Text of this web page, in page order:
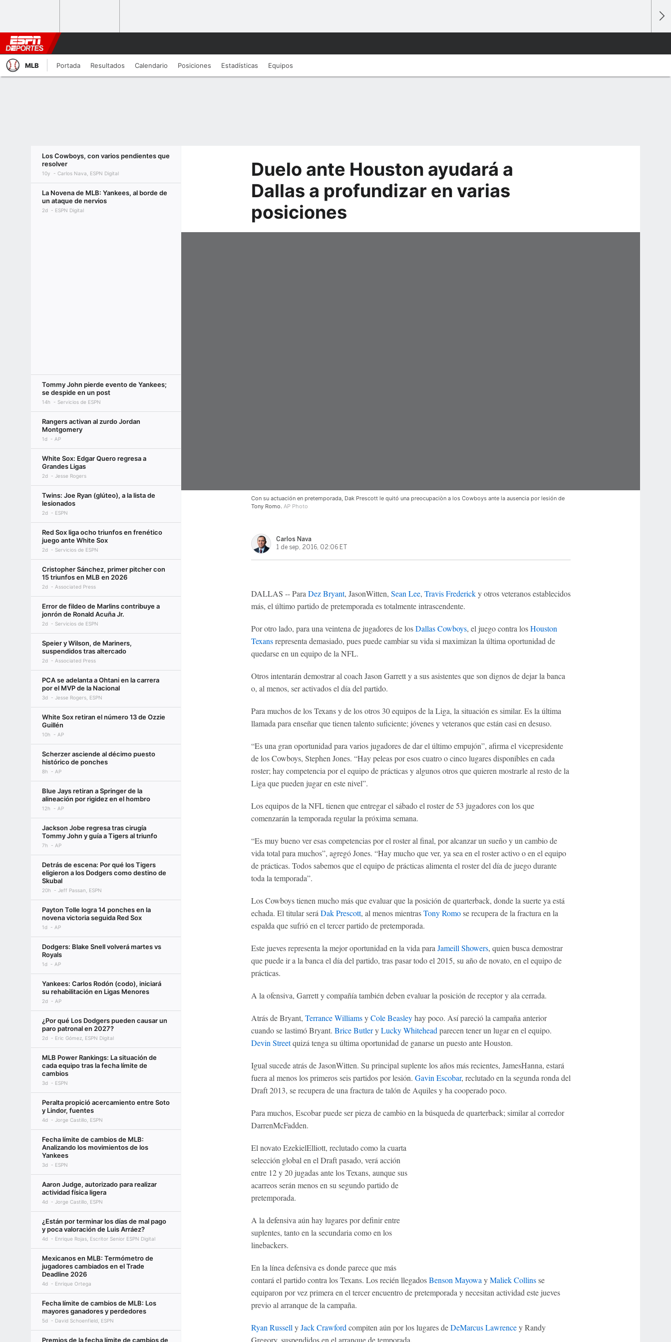
MLB Portada Resultados Calendario Posiciones Estadísticas Equipos
Los Cowboys, con varios pendientes que
resolver
10y Carlos Nava, ESPN Digital
La Novena de MLB: Yankees, al borde de
un ataque de nervios
2d ESPN Digital
Tommy John pierde evento de Yankees;
se despide en un post
14h Servicios de ESPN
Rangers activan al zurdo Jordan
Montgomery
1d AP
White Sox: Edgar Quero regresa a
Grandes Ligas
2d Jesse Rogers
Twins: Joe Ryan (glúteo), a la lista de
lesionados
2d ESPN
Red Sox liga ocho triunfos en frenético
juego ante White Sox
2d Servicios de ESPN
Cristopher Sánchez, primer pitcher con
15 triunfos en MLB en 2026
2d Associated Press
Error de fildeo de Marlins contribuye a
jonrón de Ronald Acuña Jr.
2d Servicios de ESPN
Speier y Wilson, de Mariners,
suspendidos tras altercado
2d Associated Press
PCA se adelanta a Ohtani en la carrera
por el MVP de la Nacional
3d Jesse Rogers, ESPN
White Sox retiran el número 13 de Ozzie
Guillén
10h AP
Scherzer asciende al décimo puesto
histórico de ponches
8h AP
Blue Jays retiran a Springer de la
alineación por rigidez en el hombro
12h AP
Jackson Jobe regresa tras cirugía
Tommy John y guía a Tigers al triunfo
7h AP
Detrás de escena: Por qué los Tigers
eligieron a los Dodgers como destino de
Skubal
20h Jeff Passan, ESPN
Payton Tolle logra 14 ponches en la
novena victoria seguida Red Sox
1d AP
Dodgers: Blake Snell volverá martes vs
Royals
1d AP
Yankees: Carlos Rodón (codo), iniciará
su rehabilitación en Ligas Menores
2d AP
¿Por qué Los Dodgers pueden causar un
paro patronal en 2027?
2d Eric Gómez, ESPN Digital
MLB Power Rankings: La situación de
cada equipo tras la fecha límite de
cambios
3d ESPN
Peralta propició acercamiento entre Soto
y Lindor, fuentes
4d Jorge Castillo, ESPN
Fecha límite de cambios de MLB:
Analizando los movimientos de los
Yankees
3d ESPN
Aaron Judge, autorizado para realizar
actividad física ligera
4d Jorge Castillo, ESPN
¿Están por terminar los días de mal pago
y poca valoración de Luis Arráez?
4d Enrique Rojas, Escritor Senior ESPN Digital
Mexicanos en MLB: Termómetro de
jugadores cambiados en el Trade
Deadline 2026
4d Enrique Ortega
Fecha límite de cambios de MLB: Los
mayores ganadores y perdedores
5d David Schoenfield, ESPN
Premios de la fecha límite de cambios de
Duelo ante Houston ayudará a
Dallas a profundizar en varias
posiciones
Con su actuación en pretemporada, Dak Prescott le quitó una preocupaciòn a los Cowboys ante la ausencia por lesión de
Tony Romo. AP Photo
Carlos Nava
1 de sep, 2016, 02:06 ET
DALLAS -- Para Dez Bryant, JasonWitten, Sean Lee, Travis Fredericky otros veteranos establecidos
más, el último partido de pretemporada es totalmente intrascendente.
Por otro lado, para una veintena de jugadores de losDallas Cowboys, el juego contra losHouston
Texansrepresenta demasiado, pues puede cambiar su vida si maximizan la última oportunidad de
quedarse en un equipo de la NFL.
Otros intentarán demostrar al coach Jason Garrett y a sus asistentes que son dignos de dejar la banca
o, al menos, ser activados el día del partido.
Para muchos de los Texans y de los otros 30 equipos de la Liga, la situación es similar. Es la última
llamada para enseñar que tienen talento suficiente; jóvenes y veteranos que están casi en desuso.
“Es una gran oportunidad para varios jugadores de dar el último empujón”, afirma el vicepresidente
de los Cowboys, Stephen Jones. “Hay peleas por esos cuatro o cinco lugares disponibles en cada
roster; hay competencia por el equipo de prácticas y algunos otros que quieren mostrarle al resto de la
Liga que pueden jugar en este nivel”.
Los equipos de la NFL tienen que entregar el sábado el roster de 53 jugadores con los que
comenzarán la temporada regular la próxima semana.
“Es muy bueno ver esas competencias por el roster al final, por alcanzar un sueño y un cambio de
vida total para muchos”, agregó Jones. “Hay mucho que ver, ya sea en el roster activo o en el equipo
de prácticas. Todos sabemos que el equipo de prácticas alimenta el roster del día de juego durante
toda la temporada”.
Los Cowboys tienen mucho más que evaluar que la posición de quarterback, donde la suerte ya está
echada. El titular será Dak Prescott, al menos mientrasTony Romose recupera de la fractura en la
espalda que sufrió en el tercer partido de pretemporada.
Este jueves representa la mejor oportunidad en la vida para Jameill Showers, quien busca demostrar
que puede ir a la banca el día del partido, tras pasar todo el 2015, su año de novato, en el equipo de
prácticas.
A la ofensiva, Garrett y compañía también deben evaluar la posición de receptor y ala cerrada.
Atrás de Bryant, Terrance WilliamsyCole Beasleyhay poco. Así pareció la campaña anterior
cuando se lastimó Bryant. Brice ButleryLucky Whitehead parecen tener un lugar en el equipo.
Devin Streetquizá tenga su última oportunidad de ganarse un puesto ante Houston.
Igual sucede atrás de JasonWitten. Su principal suplente los años más recientes, JamesHanna, estará
fuera al menos los primeros seis partidos por lesión. Gavin Escobar, reclutado en la segunda ronda del
Draft 2013, se recupera de una fractura de talón de Aquiles y ha cooperado poco.
Para muchos, Escobar puede ser pieza de cambio en la búsqueda de quarterback; similar al corredor
DarrenMcFadden.
El novato EzekielElliott, reclutado como la cuarta
selección global en el Draft pasado, verá acción
entre 12 y 20 jugadas ante los Texans, aunque sus
acarreos serán menos en su segundo partido de
pretemporada.
A la defensiva aún hay lugares por definir entre
suplentes, tanto en la secundaria como en los
linebackers.
En la línea defensiva es donde parece que más
contará el partido contra los Texans. Los recién llegadosBenson Mayowa yMaliek Collinsse
equiparon por vez primera en el tercer encuentro de pretemporada y necesitan actividad este jueves
previo al arranque de la campaña.
Ryan Russell yJack Crawford compiten aún por los lugares deDeMarcus Lawrencey Randy
Gregory, suspendidos en el arranque de temporada.